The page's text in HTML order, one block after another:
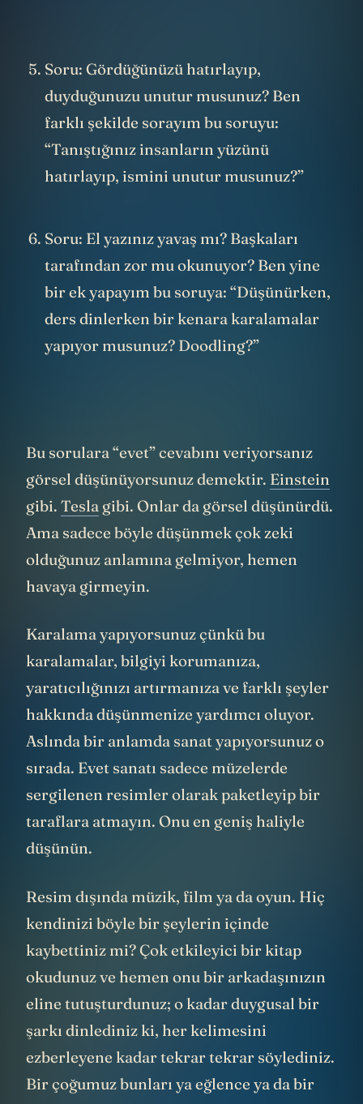
Soru: Gördüğünüzü hatırlayıp,
duyduğunuzu unutur musunuz? Ben
farklı şekilde sorayım bu soruyu:
“Tanıştığınız insanların yüzünü
hatırlayıp, ismini unutur musunuz?”
Soru: El yazınız yavaş mı? Başkaları
tarafından zor mu okunuyor? Ben yine
bir ek yapayım bu soruya: “Düşünürken,
ders dinlerken bir kenara karalamalar
yapıyor musunuz? Doodling?”
Bu sorulara “evet” cevabını veriyorsanız
görsel düşünüyorsunuz demektir. Einstein
gibi. Tesla gibi. Onlar da görsel düşünürdü.
Ama sadece böyle düşünmek çok zeki
olduğunuz anlamına gelmiyor, hemen
havaya girmeyin.
Karalama yapıyorsunuz çünkü bu
karalamalar, bilgiyi korumanıza,
yaratıcılığınızı artırmanıza ve farklı şeyler
hakkında düşünmenize yardımcı oluyor.
Aslında bir anlamda sanat yapıyorsunuz o
sırada. Evet sanatı sadece müzelerde
sergilenen resimler olarak paketleyip bir
taraflara atmayın. Onu en geniş haliyle
düşünün.
Resim dışında müzik, film ya da oyun. Hiç
kendinizi böyle bir şeylerin içinde
kaybettiniz mi? Çok etkileyici bir kitap
okudunuz ve hemen onu bir arkadaşınızın
eline tutuşturdunuz; o kadar duygusal bir
şarkı dinlediniz ki, her kelimesini
ezberleyene kadar tekrar tekrar söylediniz.
Bir çoğumuz bunları ya eğlence ya da bir